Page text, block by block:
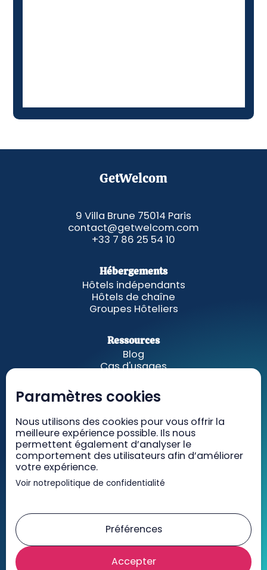
Paramètres cookies
Nous utilisons des cookies pour vous offrir la
meilleure expérience possible. Ils nous
permettent également d’analyser le
comportement des utilisateurs afin d’améliorer
votre expérience.
Voir notrepolitique de confidentialité
Préférences
Accepter
GetWelcom
9 Villa Brune 75014 Paris
contact@getwelcom.com
+33 7 86 25 54 10
Hébergements
Hôtels indépendants
Hôtels de chaîne
Groupes Hôteliers
Ressources
Blog
Cas d'usages
A propos
GetWelcom
Tarifs
Recrutement
Contact
Mentions légales
CGV/CGU
RGPD